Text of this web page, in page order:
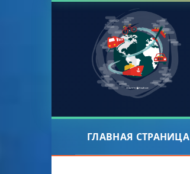
ГЛАВНАЯ СТРАНИЦА